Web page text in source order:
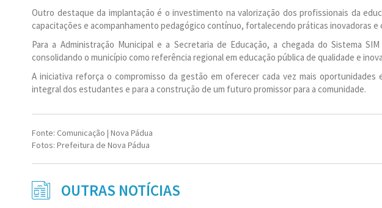
Outro destaque da implantação é o investimento na valorização dos profissionais da
capacitações e acompanhamento pedagógico contínuo, fortalecendo práticas inovadoras
Para a Administração Municipal e a Secretaria de Educação, a chegada do Sistema
consolidando o município como referência regional em educação pública de qualidade e
A iniciativa reforça o compromisso da gestão em oferecer cada vez mais
integral dos estudantes e para a construção de um futuro promissor para a comunidade.
Fonte: Comunicação | Nova Pádua
Fotos: Prefeitura de Nova Pádua
OUTRAS NOTÍCIAS